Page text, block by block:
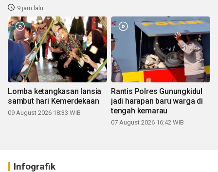
9 jam lalu
Lomba ketangkasan lansia
sambut hari Kemerdekaan
09 August 2026 18:33 WIB
Rantis Polres Gunungkidul
jadi harapan baru warga di
tengah kemarau
07 August 2026 16:42 WIB
Infografik